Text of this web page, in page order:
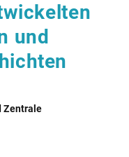
und
Zentrale